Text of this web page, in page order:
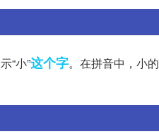
“小”这个字。在拼音中，小的